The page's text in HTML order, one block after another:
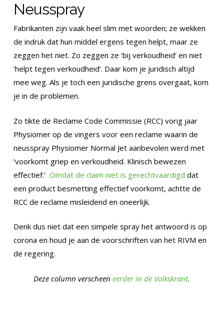
Neusspray
Fabrikanten zijn vaak heel slim met woorden; ze wekken
de indruk dat hun middel ergens tegen helpt, maar ze
zeggen het niet. Zo zeggen ze ‘bij verkoudheid’ en niet
‘helpt tegen verkoudheid’. Daar kom je juridisch altijd
mee weg. Als je toch een juridische grens overgaat, kom
je in de problemen.
Zo tikte de Reclame Code Commissie (RCC) vorig jaar
Physiomer op de vingers voor een reclame waarin de
neusspray Physiomer Normal Jet aanbevolen werd met
‘voorkomt griep en verkoudheid. Klinisch bewezen
effectief.’ Omdat de claim niet is gerechtvaardigd dat
een product besmetting effectief voorkomt, achtte de
RCC de reclame misleidend en oneerlijk.
Denk dus niet dat een simpele spray het antwoord is op
corona en houd je aan de voorschriften van het RIVM en
de regering.
Deze column verscheeneerder in de Volkskrant.